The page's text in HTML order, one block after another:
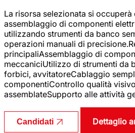
La risorsa selezionata si occuperà
assemblaggio di componenti
utilizzando strumenti da banco
operazioni manuali di
principaliAssemblaggio di
meccaniciUtilizzo di strumenti da
forbici, avvitatoreCablaggio
componentiControllo qualità
assemblateSupporto alle attività
Candidati Dettaglio